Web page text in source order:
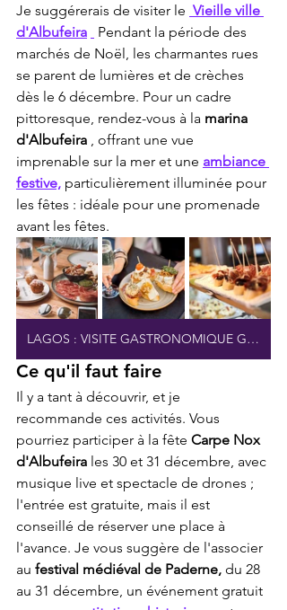
Je suggérerais de visiter le Vieille ville
d'Albufeira
Pendant la période des
marchés de Noël, les charmantes rues
se parent de lumières et de crèches
dès le 6 décembre. Pour un cadre
pittoresque, rendez-vous à la marina
d'Albufeira , offrant une vue
imprenable sur la mer et une ambiance
festive, particulièrement illuminée pour
les fêtes : idéale pour une promenade
avant les fêtes.
LAGOS : VISITE GASTRONOMIQUE GUIDÉE
Ce qu'il faut faire
Il y a tant à découvrir, et je
recommande ces activités. Vous
pourriez participer à la fête Carpe Nox
d'Albufeira les 30 et 31 décembre, avec
musique live et spectacle de drones ;
l'entrée est gratuite, mais il est
conseillé de réserver une place à
l'avance. Je vous suggère de l'associer
au festival médiéval de Paderne, du 28
au 31 décembre, un événement gratuit